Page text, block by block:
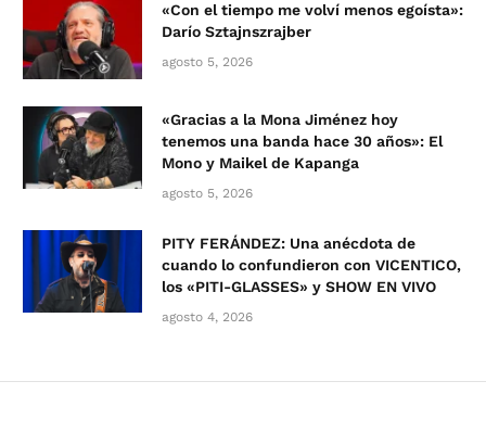
«Con el tiempo me volví menos egoísta»:
Darío Sztajnszrajber
agosto 5, 2026
«Gracias a la Mona Jiménez hoy
tenemos una banda hace 30 años»: El
Mono y Maikel de Kapanga
agosto 5, 2026
PITY FERÁNDEZ: Una anécdota de
cuando lo confundieron con VICENTICO,
los «PITI-GLASSES» y SHOW EN VIVO
agosto 4, 2026